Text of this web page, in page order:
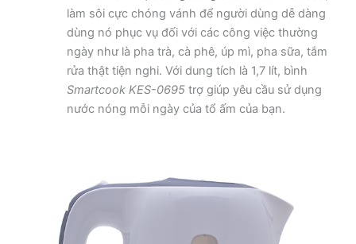
làm sôi cực chóng vánh để người dùng dễ dàng
dùng nó phục vụ đối với các công việc thường
ngày như là pha trà, cà phê, úp mì, pha sữa, tắm
rửa thật tiện nghi. Với dung tích là 1,7 lít, bình
Smartcook KES-0695trợ giúp yêu cầu sử dụng
nước nóng mỗi ngày của tổ ấm của bạn.